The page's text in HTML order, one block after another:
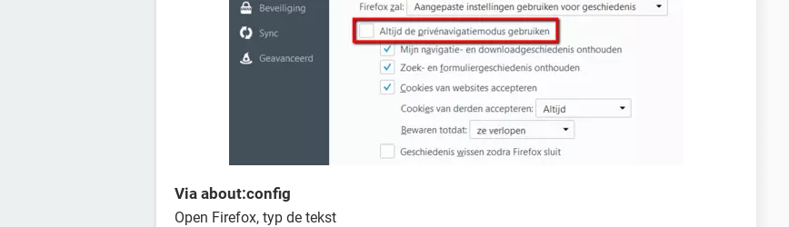
Via about:config
Open Firefox, typ de tekst